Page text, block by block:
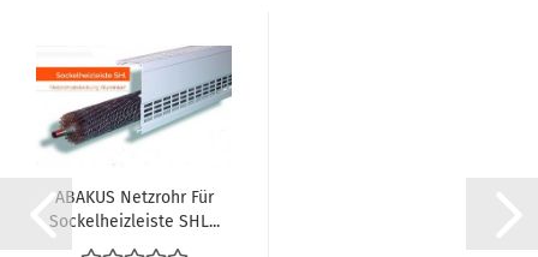
ABAKUS Netzrohr Für
Sockelheizleiste SHL...